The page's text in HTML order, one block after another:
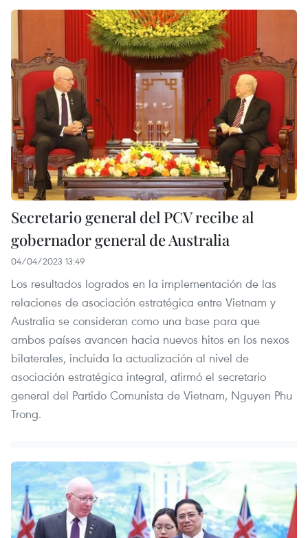
Secretario general del PCV recibe al
gobernador general de Australia
04/04/2023 13:49
Los resultados logrados en la implementación de las
relaciones de asociación estratégica entre Vietnam y
Australia se consideran como una base para que
ambos países avancen hacia nuevos hitos en los nexos
bilaterales, incluida la actualización al nivel de
asociación estratégica integral, afirmó el secretario
general del Partido Comunista de Vietnam, Nguyen Phu
Trong.